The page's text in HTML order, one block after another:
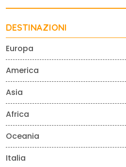
DESTINAZIONI
Europa
America
Asia
Africa
Oceania
Italia